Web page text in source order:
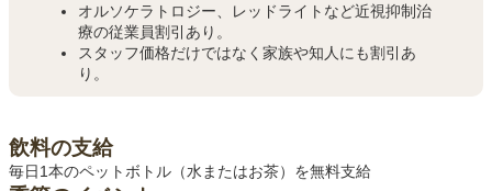
オルソケラトロジー、レッドライトなど近視抑制治
療の従業員割引あり。
スタッフ価格だけではなく家族や知人にも割引あ
り。
飲料の支給
毎日1本のペットボトル（水またはお茶）を無料支給